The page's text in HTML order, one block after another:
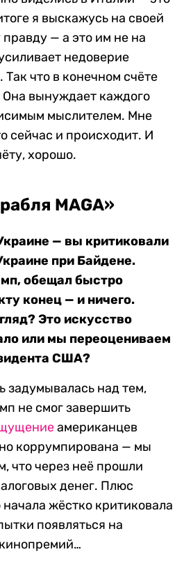
я выскажусь на своей
— а это им не на
недоверие
что в конечном счёте
вынуждает каждого
мыслителем. Мне
сейчас и происходит. И
хорошо.
MAGA»
— вы критиковали
при Байдене.
обещал быстро
конец — и ничего.
Это искусство
или мы переоцениваем
США?
задумывалась над тем,
не смог завершить
американцев
коррумпирована — мы
что через неё прошли
денег. Плюс
жёстко критиковала
появляться на